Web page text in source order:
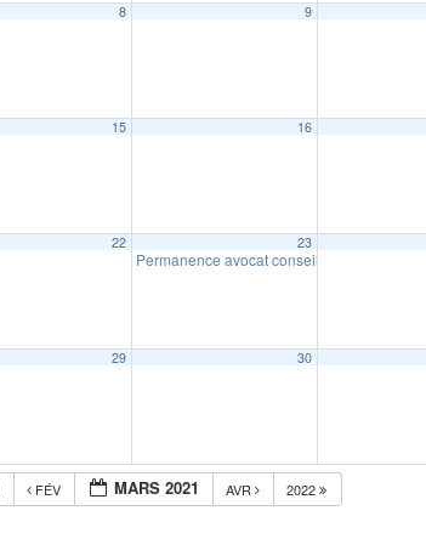
8 9
15 16
22 23
Permanence avocat conseil
29 30
FÉV MARS 2021 AVR 2022